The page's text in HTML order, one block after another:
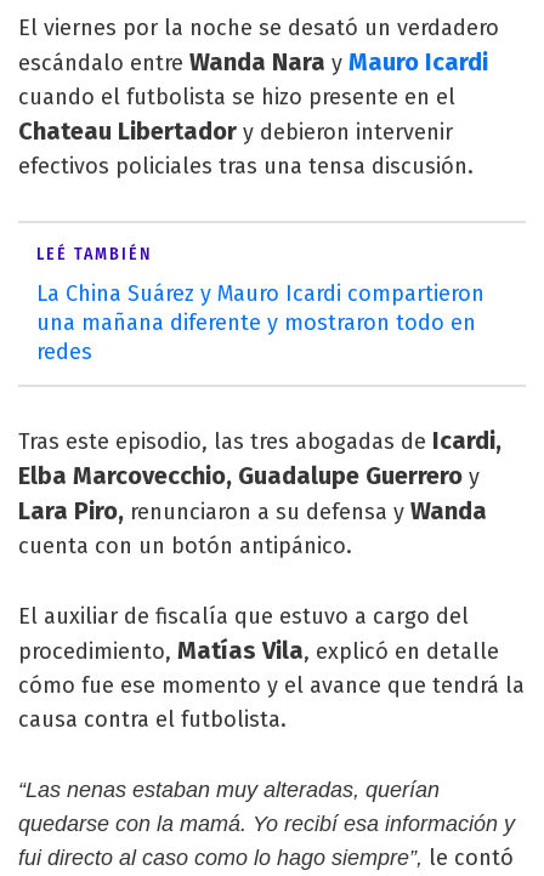
El viernes por la noche se desató un verdadero
escándalo entre Wanda Nara y Mauro Icardi
cuando el futbolista se hizo presente en el
Chateau Libertador y debieron intervenir
efectivos policiales tras una tensa discusión.
LEÉ TAMBIÉN
La China Suárez y Mauro Icardi compartieron
una mañana diferente y mostraron todo en
redes
Tras este episodio, las tres abogadas de Icardi,
Elba Marcovecchio, Guadalupe Guerrero y
Lara Piro, renunciaron a su defensa y Wanda
cuenta con un botón antipánico.
El auxiliar de fiscalía que estuvo a cargo del
procedimiento, Matías Vila, explicó en detalle
cómo fue ese momento y el avance que tendrá la
causa contra el futbolista.
“Las nenas estaban muy alteradas, querían
quedarse con la mamá. Yo recibí esa información y
fui directo al caso como lo hago siempre”, le contó